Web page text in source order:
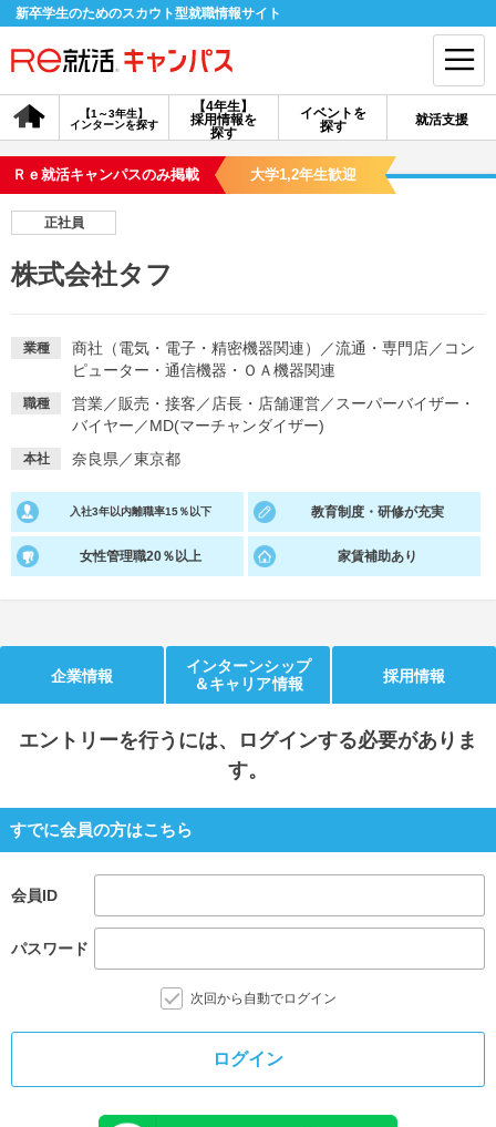
新卒学生のためのスカウト型就職情報サイト
【4年生】
採用情報を
探す
【1～3年生】
インターンを探す
イベントを
探す
就活支援
会員登録 ログイン
会員ID・パスワードを忘れた方はこちら
探す
イベントを探す スカウト お知らせ
就活支援 就活コラム
あなたに合う仕事を診断！ 動画で対策講座をチェック
就活時事ニュースを更新 不明点があればこちら
Ｒｅ就活キャンパスのみ掲載 大学1,2年生歓迎
正社員
株式会社タフ
業種 商社（電気・電子・精密機器関連） ／流通・専門店／ コン
ピューター・通信機器・ＯＡ機器関連
職種 営業／販売・接客 ／ 店長・店舗運営／ スーパーバイザー・
バイヤー ／MD(マーチャンダイザー)
本社 奈良県／東京都
入社3年以内離職率15％以下 教育制度・研修が充実
女性管理職20％以上 家賃補助あり
企業情報
インターンシップ
＆キャリア情報
採用情報
エントリーを行うには、ログインする必要がありま
す。
すでに会員の方はこちら
会員ID
パスワード
次回から自動でログイン
ログイン